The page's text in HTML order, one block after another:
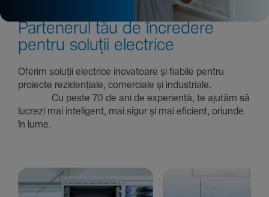
Parte­nerul tău de încre­dere
pentru soluții electrice
Oferim soluții electrice inova­toare și fiabile pentru
proiecte rezi­den­țiale, comer­ciale și indus­triale.
Cu peste 70 de ani de expe­riență, te ajutăm să
lucrezi mai inte­li­gent, mai sigur și mai eficient, oriunde
în lume.